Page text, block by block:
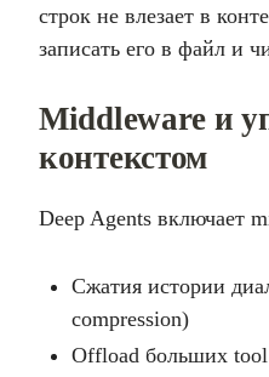
строк не влезает в
записать его в файл и
Middleware и
контекстом
Deep Agents включает
Сжатия истории
compression)
Offload больших